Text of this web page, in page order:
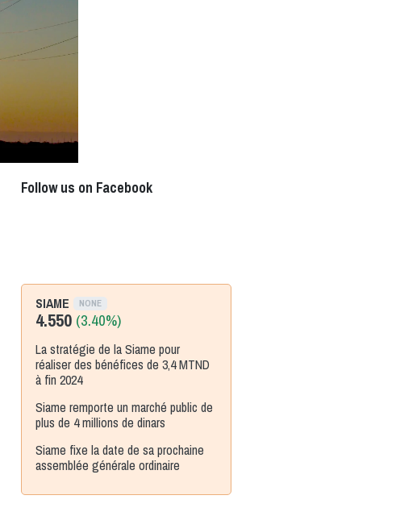
Follow us on Facebook
SIAME NONE
4.550 (3.40%)
La stratégie de la Siame pour
réaliser des bénéfices de 3,4 MTND
à fin 2024
Siame remporte un marché public de
plus de 4 millions de dinars
Siame fixe la date de sa prochaine
assemblée générale ordinaire